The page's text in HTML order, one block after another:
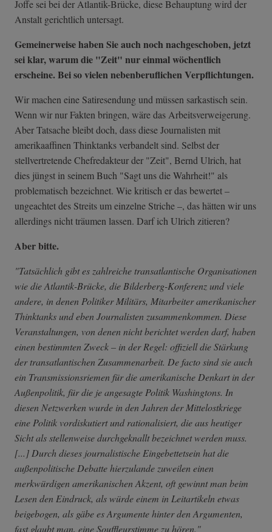
Joffe sei bei der Atlantik-Brücke, diese Behauptung wird der
Anstalt gerichtlich untersagt.
Gemeinerweise haben Sie auch noch nachgeschoben, jetzt
sei klar, warum die "Zeit" nur einmal wöchentlich
erscheine. Bei so vielen nebenberuflichen Verpflichtungen.
Wir machen eine Satiresendung und müssen sarkastisch sein.
Wenn wir nur Fakten bringen, wäre das Arbeitsverweigerung.
Aber Tatsache bleibt doch, dass diese Journalisten mit
amerikaaffinen Thinktanks verbandelt sind. Selbst der
stellvertretende Chefredakteur der "Zeit", Bernd Ulrich, hat
dies jüngst in seinem Buch "Sagt uns die Wahrheit!" als
problematisch bezeichnet. Wie kritisch er das bewertet –
ungeachtet des Streits um einzelne Striche –, das hätten wir uns
allerdings nicht träumen lassen. Darf ich Ulrich zitieren?
Aber bitte.
"Tatsächlich gibt es zahlreiche transatlantische Organisationen
wie die Atlantik-Brücke, die Bilderberg-Konferenz und viele
andere, in denen Politiker Militärs, Mitarbeiter amerikanischer
Thinktanks und eben Journalisten zusammenkommen. Diese
Veranstaltungen, von denen nicht berichtet werden darf, haben
einen bestimmten Zweck– in der Regel: offiziell die Stärkung
der transatlantischen Zusammenarbeit. De facto sind sie auch
ein Transmissionsriemen für die amerikanische Denkart in der
Außenpolitik, für die je angesagte Politik Washingtons. In
diesen Netzwerken wurde in den Jahren der Mittelostkriege
eine Politik vordiskutiert und rationalisiert, die aus heutiger
Sicht als stellenweise durchgeknallt bezeichnet werden muss.
[...] Durch dieses journalistische Eingebettetsein hat die
außenpolitische Debatte hierzulande zuweilen einen
merkwürdigen amerikanischen Akzent, oft gewinnt man beim
Lesen den Eindruck, als würde einem in Leitartikeln etwas
beigebogen, als gäbe es Argumente hinter den Argumenten,
fast glaubt man, eine Souffleurstimme zu hören."